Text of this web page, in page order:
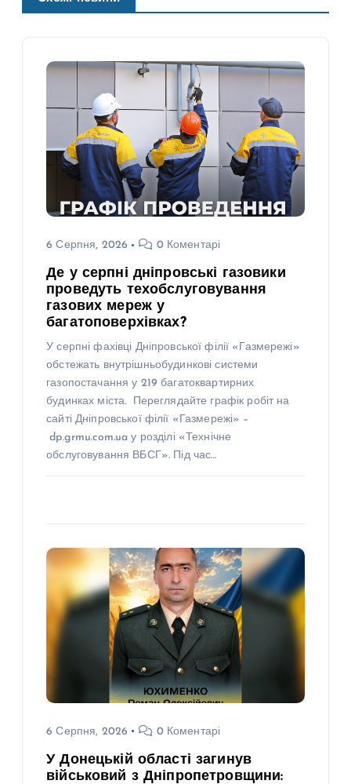
6 Серпня, 2026 0 Коментарі
Де у серпні дніпровські газовики
проведуть техобслуговування
газових мереж у
багатоповерхівках?
У серпні фахівці Дніпровської філії «Газмережі»
обстежать внутрішньобудинкові системи
газопостачання у 219 багатоквартирних
будинках міста. Переглядайте графік робіт на
сайті Дніпровської філії «Газмережі» –
dp.grmu.com.ua у розділі «Технічне
обслуговування ВБСГ». Під час…
6 Серпня, 2026 0 Коментарі
У Донецькій області загинув
військовий з Дніпропетровщини: